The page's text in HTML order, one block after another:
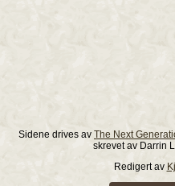
Sidene drives av The Next
skrevet av Darrin
Redigert av